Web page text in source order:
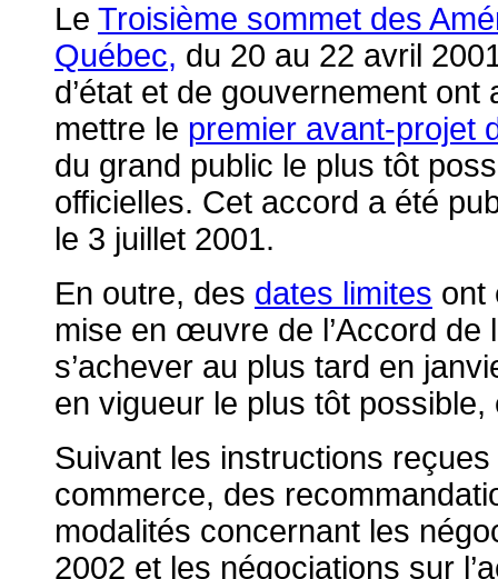
Le Troisième sommet des
Québec, du 20 au 22 avril
d’état et de gouvernement
mettre le premier avant-projet
du grand public le plus tôt
officielles. Cet accord a été
le 3 juillet 2001.
En outre, des dates limites ont
mise en œuvre de l’Accord
s’achever au plus tard en
en vigueur le plus tôt
Suivant les instructions
commerce, des
modalités concernant les
2002 et les négociations sur